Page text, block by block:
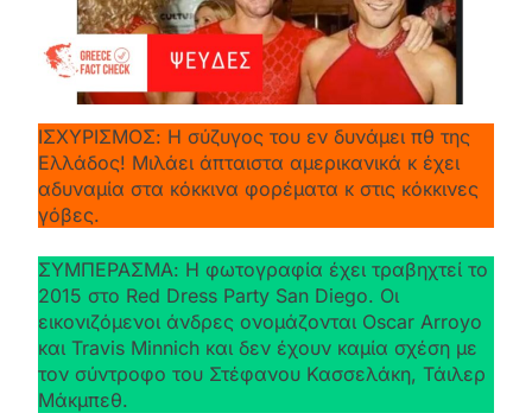
ΙΣΧΥΡΙΣΜΟΣ: Η σύζυγος του εν δυνάμει πθ της
Ελλάδος! Μιλάει άπταιστα αμερικανικά κ έχει
αδυναμία στα κόκκινα φορέματα κ στις κόκκινες
γόβες.
ΣΥΜΠΕΡΑΣΜΑ: Η φωτογραφία έχει τραβηχτεί το
2015 στο Red Dress Party San Diego. Οι
εικονιζόμενοι άνδρες ονομάζονται Oscar Arroyo
και Travis Minnich και δεν έχουν καμία σχέση με
τον σύντροφο του Στέφανου Κασσελάκη, Τάιλερ
Μάκμπεθ.